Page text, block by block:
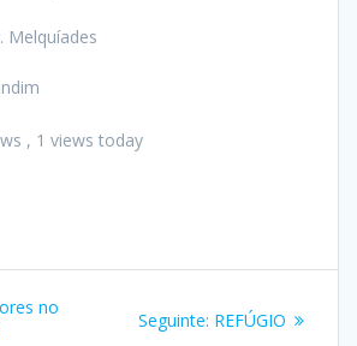
Melquíades
, 1 views today
no
Seguinte: Post
REFÚGIO